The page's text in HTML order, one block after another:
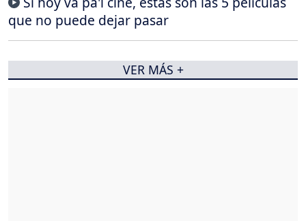
que no puede dejar pasar
VER MÁS +